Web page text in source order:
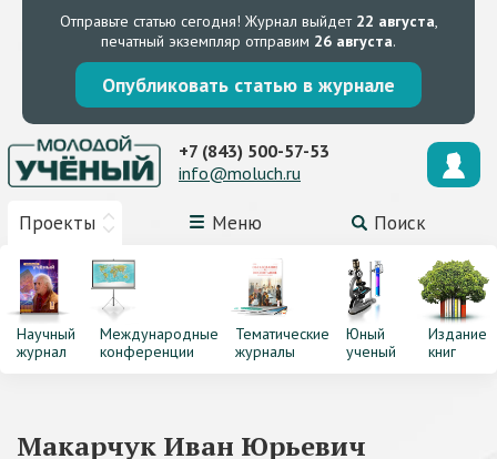
Отправьте статью сегодня! Журнал выйдет 22 августа,
печатный экземпляр отправим 26 августа.
Опубликовать статью в журнале
Проекты Меню Поиск
+7 (843) 500-57-53
info@moluch.ru
Научный
журнал
Международные
конференции
Тематические
журналы
Юный
ученый
Издание
книг
Макарчук Иван Юрьевич